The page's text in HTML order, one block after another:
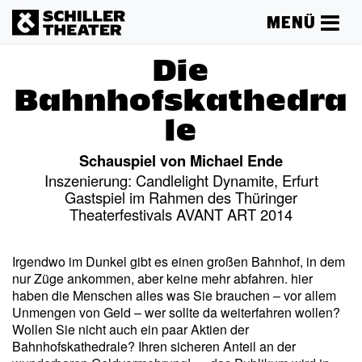
MENÜ
Die
Bahnhofskathedra
le
Schauspiel von Michael Ende
Inszenierung: Candlelight Dynamite, Erfurt
Gastspiel im Rahmen des Thüringer
Theaterfestivals AVANT ART 2014
Irgendwo im Dunkel gibt es einen großen Bahnhof, in dem
nur Züge ankommen, aber keine mehr abfahren. hier
haben die Menschen alles was Sie brauchen – vor allem
Unmengen von Geld – wer sollte da weiterfahren wollen?
Wollen Sie nicht auch ein paar Aktien der
Bahnhofskathedrale? Ihren sicheren Anteil an der